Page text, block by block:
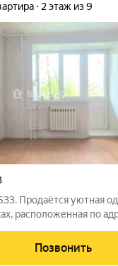
2 этаж из 9
Продаётся уютная
расположенная по
цене. Квартира находится на
Позвонить